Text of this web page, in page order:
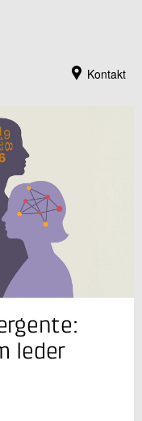
Kontakt
leder